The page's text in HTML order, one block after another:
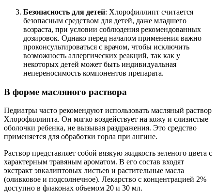
Безопасность для детей: Хлорофиллипт считается
безопасным средством для детей, даже младшего
возраста, при условии соблюдения рекомендованных
дозировок. Однако перед началом применения важно
проконсультироваться с врачом, чтобы исключить
возможность аллергических реакций, так как у
некоторых детей может быть индивидуальная
непереносимость компонентов препарата.
В форме масляного раствора
Педиатры часто рекомендуют использовать масляный раствор
Хлорофиллипта. Он мягко воздействует на кожу и слизистые
оболочки ребенка, не вызывая раздражения. Это средство
применяется для обработки горла при ангине.
Раствор представляет собой вязкую жидкость зеленого цвета с
характерным травяным ароматом. В его состав входят
экстракт эвкалиптовых листьев и растительные масла
(оливковое и подсолнечное). Лекарство с концентрацией 2%
доступно в флаконах объемом 20 и 30 мл.